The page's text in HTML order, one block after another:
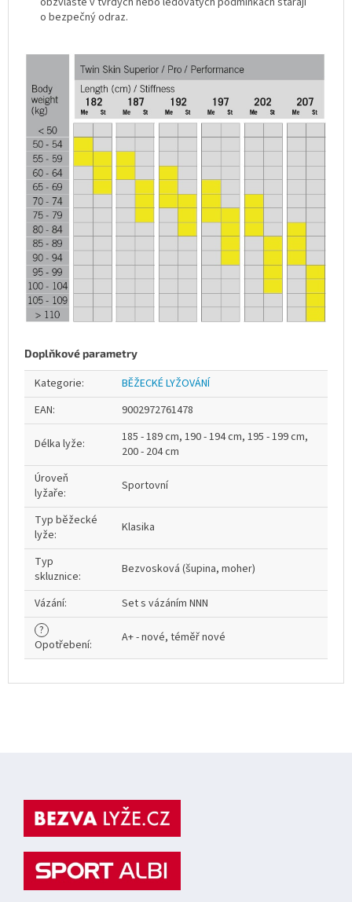
o bezpečný odraz.
Doplňkové parametry
Kategorie:
BĚŽECKÉ LYŽOVÁNÍ
EAN: 9002972761478
Délka lyže:
185 - 189 cm, 190 - 194 cm, 195 - 199 cm,
200 - 204 cm
Úroveň
lyžaře: Sportovní
Typ běžecké
lyže: Klasika
Typ
skluznice: Bezvosková (šupina, moher)
Vázání:
Set s vázáním NNN
?
Opotřebení: A+ - nové, téměř nové